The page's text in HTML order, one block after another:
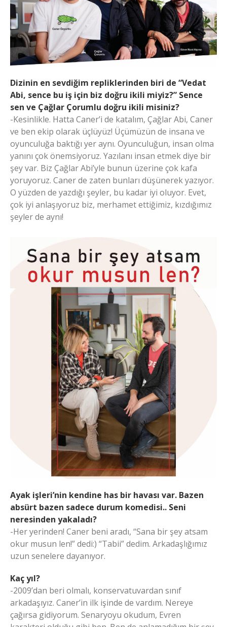
Dizinin en sevdiğim repliklerinden biri de “Vedat
Abi, sence bu iş için biz doğru ikili miyiz?” Sence
sen ve Çağlar Çorumlu doğru ikili misiniz?
-Kesinlikle. Hatta Caner’i de katalım, Çağlar Abi, Caner
ve ben ekip olarak üçlüyüz! Üçümüzün de insana ve
oyunculuğa baktığı yer aynı. Oyunculuğun, insan olma
yanını çok önemsiyoruz. Yazılanı insan etmek diye bir
şey var. Biz Çağlar Abi’yle bunun üzerine çok kafa
yoruyoruz. Caner de zaten bunları düşünerek yazıyor.
O yüzden de yazdığı şeyler, bu kadar iyi oluyor. Evet,
çok iyi anlaşıyoruz biz, merhamet ettiğimiz, kızdığımız
şeyler de aynı!
Ayak işleri’nin kendine has bir havası var. Bazen
absürt bazen sadece durum komedisi.. Seni
neresinden yakaladı?
-Her yerinden! Caner beni aradı, “Sana bir şey atsam
okur musun len!” dedi:) “Tabii” dedim. Arkadaşlığımız
uzun senelere dayanıyor.
Kaç yıl?
-2009’dan beri olmalı, konservatuvardan sınıf
arkadaşıyız. Caner’in ilk işinde de vardım. Nereye
çağırsa gidiyorum. Senaryoyu okudum, Evren